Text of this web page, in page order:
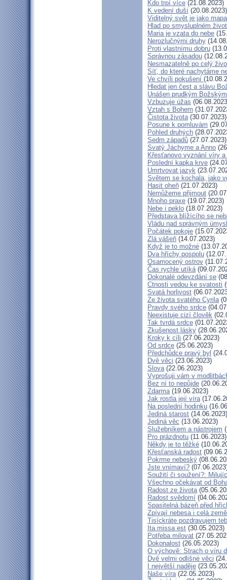
Kdo trpí více (21.08.2023)
K vedení duší (20.08.2023)
Viditelný svět je jako mapa
Hlad po smysluplném
Maria je vzata do nebe
Nerozlučnými druhy
Proti vlastnímu dobru
Správnou zásadou
Nesmazatelně po celý
Síť, do které nachytáme
Ve chvíli pokušení
Hledat jen čest a slávu
Unášen prudkým
Vzbuzuje úžas
Vztah s Bohem
Čistota života(30.07.2023)
Posune k pomluvám
Pohled druhých
Sedm západů (27.07.2023)
Svatý Jáchyme a Anno
Křesťanovo vyznání víry
Poslední kapka krve
Umrtvovat jazyk
Světem se kochala, jako
Hasit oheň (21.07.2023)
Nemůžeme přijmout
Mnoho praxe (19.07.2023)
Nebe i peklo (18.07.2023)
Představa blížícího se
Vládu nad správným
Počátek pokoje
Zlá vášeň (14.07.2023)
Když je to možné
Dva hříchy pospolu
Osamocený ostrov
Čas rychle utíká
Dokonalé odevzdání se
Ctnosti vedou ke svatosti
Svatá horlivost
Ze života svatého Cyrila
Pravdy svého srdce
Neexistuje cizí člověk
Tak tvrdá srdce
Zkušenost lásky
Kroky k cíli (27.06.2023)
Od srdce (25.06.2023)
Předchůdce pravý byl
Dvě věci (23.06.2023)
Slova(22.06.2023)
Vyprošuji vám v
Bez ní to nepůjde
Zdarma(19.06.2023)
Jak rostla její víra
Na poslední hodinku
Jediná starost (14.06.2023)
Jediná věc (13.06.2023)
Služebníkem a nástrojem
Pro prázdnotu (11.06.2023)
Někdy je to těžké
Křesťanská radost
Pokrme nebeský
Jste vnímaví?
Soužití či soužení?:
Všechno očekávat od
Radost ze života
Radost svědomí
Spasitelná bázeň před
Zpívají nebesa i celá země
Tisíckráte pozdravujem
Ita missa est (30.05.2023)
Potřeba milovat
Dokonalost (26.05.2023)
O výchově: Strach o víru
Dvě velmi odlišné věci
I největší naděje
Naše víra(22.05.2023)